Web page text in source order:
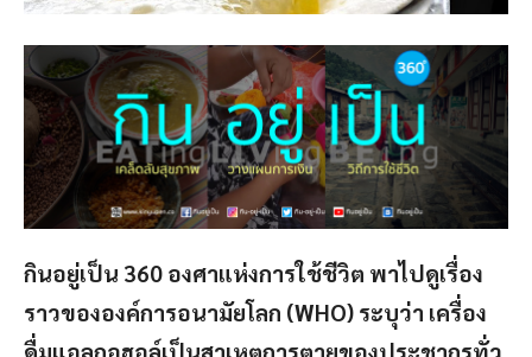
กินอยู่เป็น 360 องศาแห่งการใช้ชีวิต พาไปดูเรื่อง
ราวขององค์การอนามัยโลก (WHO) ระบุว่า เครื่อง
ดื่มแอลกอฮอล์เป็นสาเหตุการตายของประชากรทั่ว